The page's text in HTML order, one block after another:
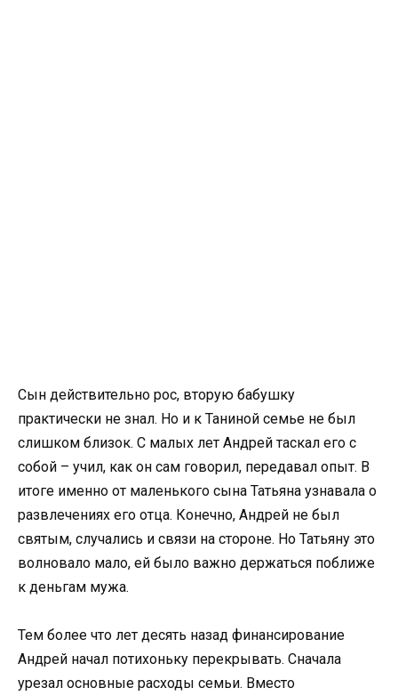
Сын действительно рос, вторую бабушку
практически не знал. Но и к Таниной семье не был
слишком близок. С малых лет Андрей таскал его с
собой – учил, как он сам говорил, передавал опыт. В
итоге именно от маленького сына Татьяна узнавала о
развлечениях его отца. Конечно, Андрей не был
святым, случались и связи на стороне. Но Татьяну это
волновало мало, ей было важно держаться поближе
к деньгам мужа.
Тем более что лет десять назад финансирование
Андрей начал потихоньку перекрывать. Сначала
урезал основные расходы семьи. Вместо